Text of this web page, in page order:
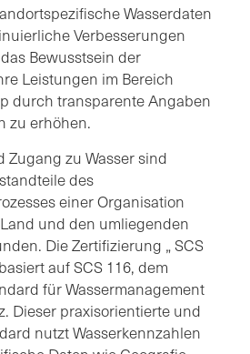
Wasserdaten
Verbesserungen
Bewusstsein der
Leistungen im Bereich
durch transparente Angaben
zu erhöhen.
Zugang zu Wasser sind
des
einer Organisation
und den umliegenden
Die Zertifizierung „ SCS
auf SCS 116, dem
für Wassermanagement
Dieser praxisorientierte und
nutzt Wasserkennzahlen